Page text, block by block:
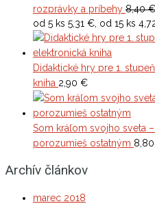
rozprávky a príbehy 8,40 €
od 5 ks 5,31 €, od 15 ks
Didaktické hry pre 1.
kniha 2,90 €
Som kráľom svojho sveta
porozumieš ostatným 8,80
Archív článkov
marec 2018